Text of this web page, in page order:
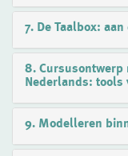
7. De Taalbox:
8. Cursusontwerp
Nederlands: tools
9. Modelleren